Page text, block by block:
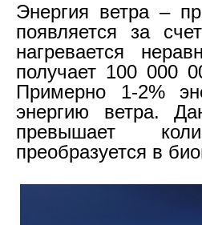
Энергия ветра –
появляется за
нагревается
получает 100 000
Примерно 1-2%
энергию ветра.
превышает
преобразуется в